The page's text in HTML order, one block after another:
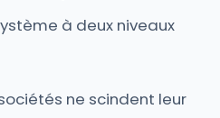
à deux niveaux
ne scindent leur